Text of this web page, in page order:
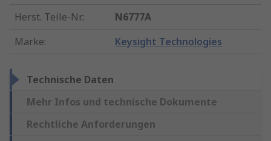
Herst. Teile-Nr.:
N6777A
Marke: Keysight Technologies
Technische Daten
Mehr Infos und technische Dokumente
Rechtliche Anforderungen